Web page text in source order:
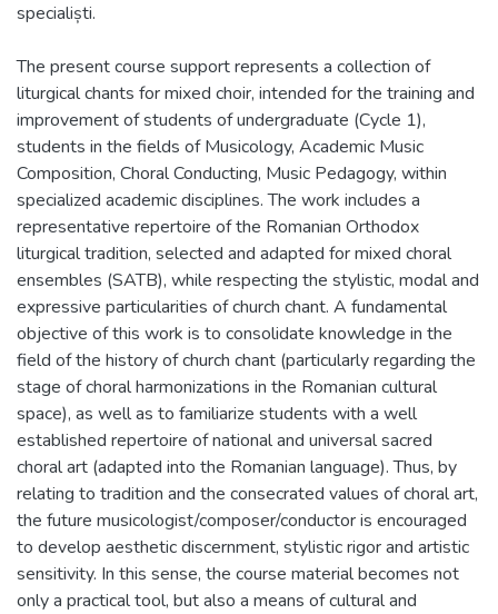
specialiști.
The present course support represents a collection of
liturgical chants for mixed choir, intended for the training and
improvement of students of undergraduate (Cycle 1),
students in the fields of Musicology, Academic Music
Composition, Choral Conducting, Music Pedagogy, within
specialized academic disciplines. The work includes a
representative repertoire of the Romanian Orthodox
liturgical tradition, selected and adapted for mixed choral
ensembles (SATB), while respecting the stylistic, modal and
expressive particularities of church chant. A fundamental
objective of this work is to consolidate knowledge in the
field of the history of church chant (particularly regarding the
stage of choral harmonizations in the Romanian cultural
space), as well as to familiarize students with a well
established repertoire of national and universal sacred
choral art (adapted into the Romanian language). Thus, by
relating to tradition and the consecrated values of choral art,
the future musicologist/composer/conductor is encouraged
to develop aesthetic discernment, stylistic rigor and artistic
sensitivity. In this sense, the course material becomes not
only a practical tool, but also a means of cultural and